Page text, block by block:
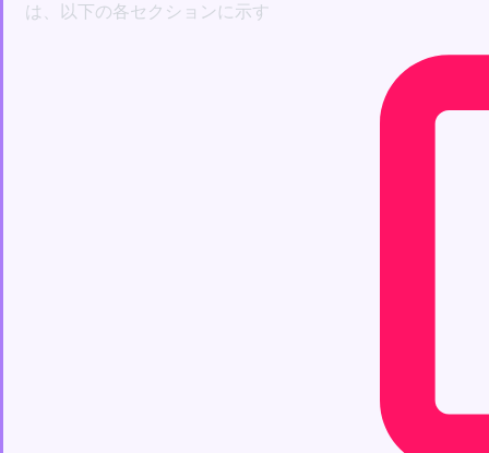
は、以下の各セクションに示す